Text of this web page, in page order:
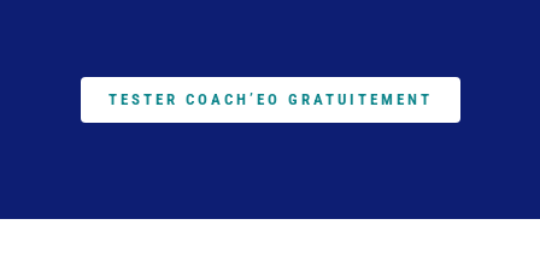
TESTER COACH’EO GRATUITEMENT